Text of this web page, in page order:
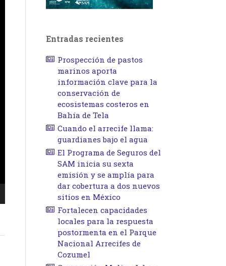
Entradas recientes
Prospección de pastos
marinos aporta
información clave para la
conservación de
ecosistemas costeros en
Bahía de Tela
Cuando el arrecife llama:
guardianes bajo el agua
El Programa de Seguros del
SAM inicia su sexta
emisión y se amplía para
dar cobertura a dos nuevos
sitios en México
Fortalecen capacidades
locales para la respuesta
postormenta en el Parque
Nacional Arrecifes de
Cozumel